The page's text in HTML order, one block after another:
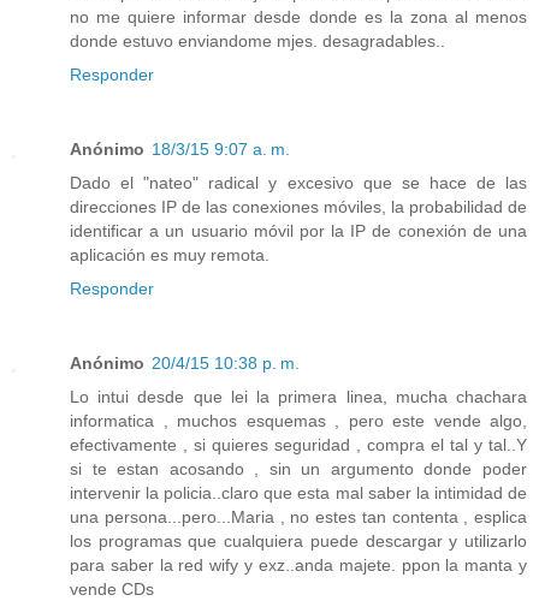
no me quiere informar desde donde es la zona al menos
donde estuvo enviandome mjes. desagradables..
Responder
Anónimo 18/3/15 9:07 a. m.
Dado el "nateo" radical y excesivo que se hace de las
direcciones IP de las conexiones móviles, la probabilidad de
identificar a un usuario móvil por la IP de conexión de una
aplicación es muy remota.
Responder
Anónimo 20/4/15 10:38 p. m.
Lo intui desde que lei la primera linea, mucha chachara
informatica , muchos esquemas , pero este vende algo,
efectivamente , si quieres seguridad , compra el tal y tal..Y
si te estan acosando , sin un argumento donde poder
intervenir la policia..claro que esta mal saber la intimidad de
una persona...pero...Maria , no estes tan contenta , esplica
los programas que cualquiera puede descargar y utilizarlo
para saber la red wify y exz..anda majete. ppon la manta y
vende CDs